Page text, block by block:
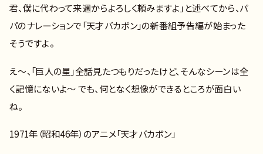
君、僕に代わって来週からよろしく頼みますよ」と述べてから、パ
パのナレーションで「天才バカボン」の新番組予告編が始まった
そうですよ。
え～、「巨人の星」全話見たつもりだったけど、そんなシーンは全
く記憶にないよ～ でも、何となく想像ができるところが面白い
ね。
1971年（昭和46年）のアニメ「天才バカボン」